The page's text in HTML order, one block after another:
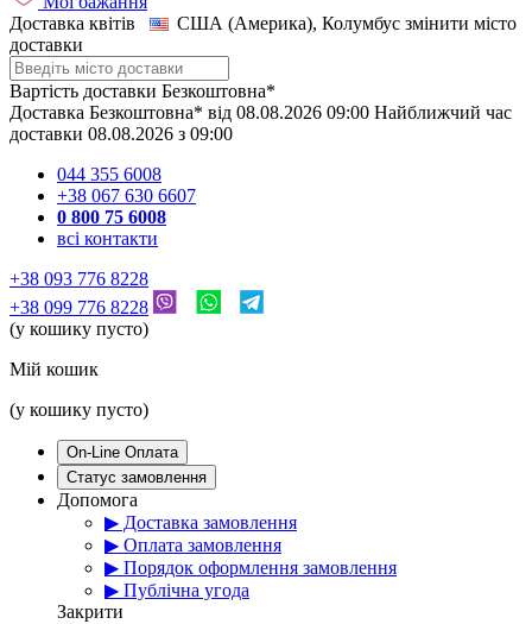
Доставка квітів
США (Америка), Колумбус змінити місто
доставки
Вартість доставки Безкоштовна*
Доставка Безкоштовна* від 08.08.2026 09:00 Найближчий час
доставки 08.08.2026 з 09:00
044 355 6008
+38 067 630 6607
0 800 75 6008
всі контакти
+38 093 776 8228
+38 099 776 8228
(у кошику пусто)
Мій кошик
(у кошику пусто)
On-Line Оплата
Статус замовлення
Допомога
▶ Доставка замовлення
▶ Оплата замовлення
▶ Порядок оформлення замовлення
▶ Публічна угода
Закрити